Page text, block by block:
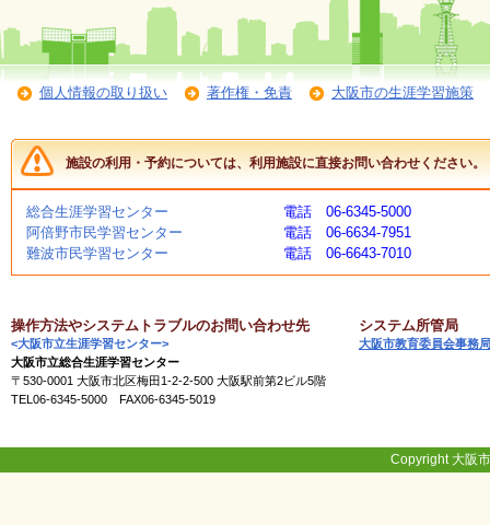
あ
る
問
講
師
・
イ
ト
ラ
ク
タ
ー
募
個人情報の取り扱い 著作権・免責 大阪市の生涯学習施策
施設の利用・予約については、利用施設に直接お問い合わせください。
総合生涯学習センター
電話 06-6345-5000
阿倍野市民学習センター
電話 06-6634-7951
難波市民学習センター
電話 06-6643-7010
操作方法やシステムトラブルのお問い合わせ先
<大阪市立生涯学習センター>
大阪市立総合生涯学習センター
〒530-0001 大阪市北区梅田1-2-2-500 大阪駅前第2ビル5階
TEL06-6345-5000 FAX06-6345-5019
システム所管局
大阪市教育委員会事務局
Copyright 大阪